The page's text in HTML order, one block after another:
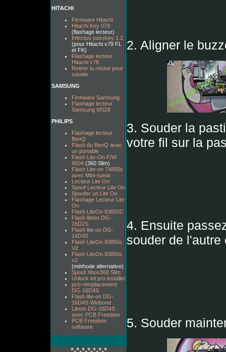
HITACHI
Firmware Hitachi
Hitachi Key 079
(flashage lecteur)
Infectus passkey 1.2
(pour Hitachi v79 FL
et FK)
Flashage lecteur
Hitachi v78
Retirer la résine pour
souder
SAMSUNG
Firmware Samsung
Flashage lecteur
Samsung MS28
PHILIPS
Flashage lecteur
BenQ
Flash du BenQ avec
un portable
Flash Lite-On F/W
9504 (360 Slim)
Flash Lite-on 74850c
avec Mini-spear
Lecteur Lite On
Spoof Lecteur Lite On
Spoofer un Lite On
Flashage Lecteur Lite
On
Flash LiteOn 83850C
Flash liteon DG-
16D2S
Flash lite-on DG-
16D4S
Flash LiteOn 83850c
V2
Flash LiteOn 83850c
v2
(méthode alternative)
Spoof Xbox360 Slim
Unlock kit pro installer
pcb remplacement
DG-16D4S
Flash lite-on DG-
16D4S Winbond
Liteon DG-16D4S
avec PCB Freedom
PCB Freedom
software
2. Aligner le
3. Souder la
votre fil sur la
4. Ensuite
souder de l'autre
5. Souder